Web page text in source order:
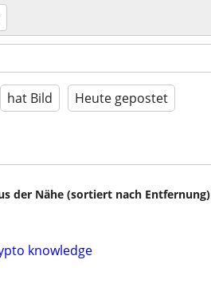
hat Bild Heute gepostet
der Nähe (sortiert nach Entfernung)
knowledge